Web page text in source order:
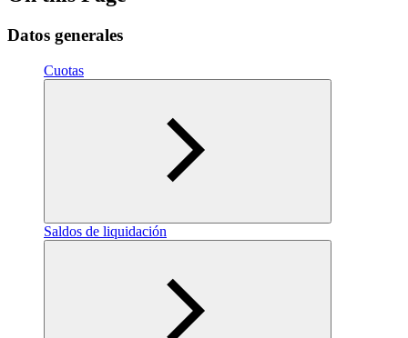
Datos generales
Cuotas
Saldos de liquidación